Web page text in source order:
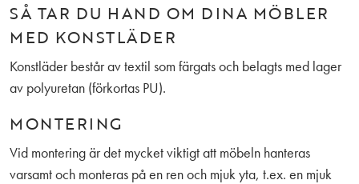
SÅ TAR DU HAND OM DINA MÖBLER
MED KONSTLÄDER
Konstläder består av textil som färgats och belagts med lager
av polyuretan (förkortas PU).
MONTERING
Vid montering är det mycket viktigt att möbeln hanteras
varsamt och monteras på en ren och mjuk yta, t.ex. en mjuk